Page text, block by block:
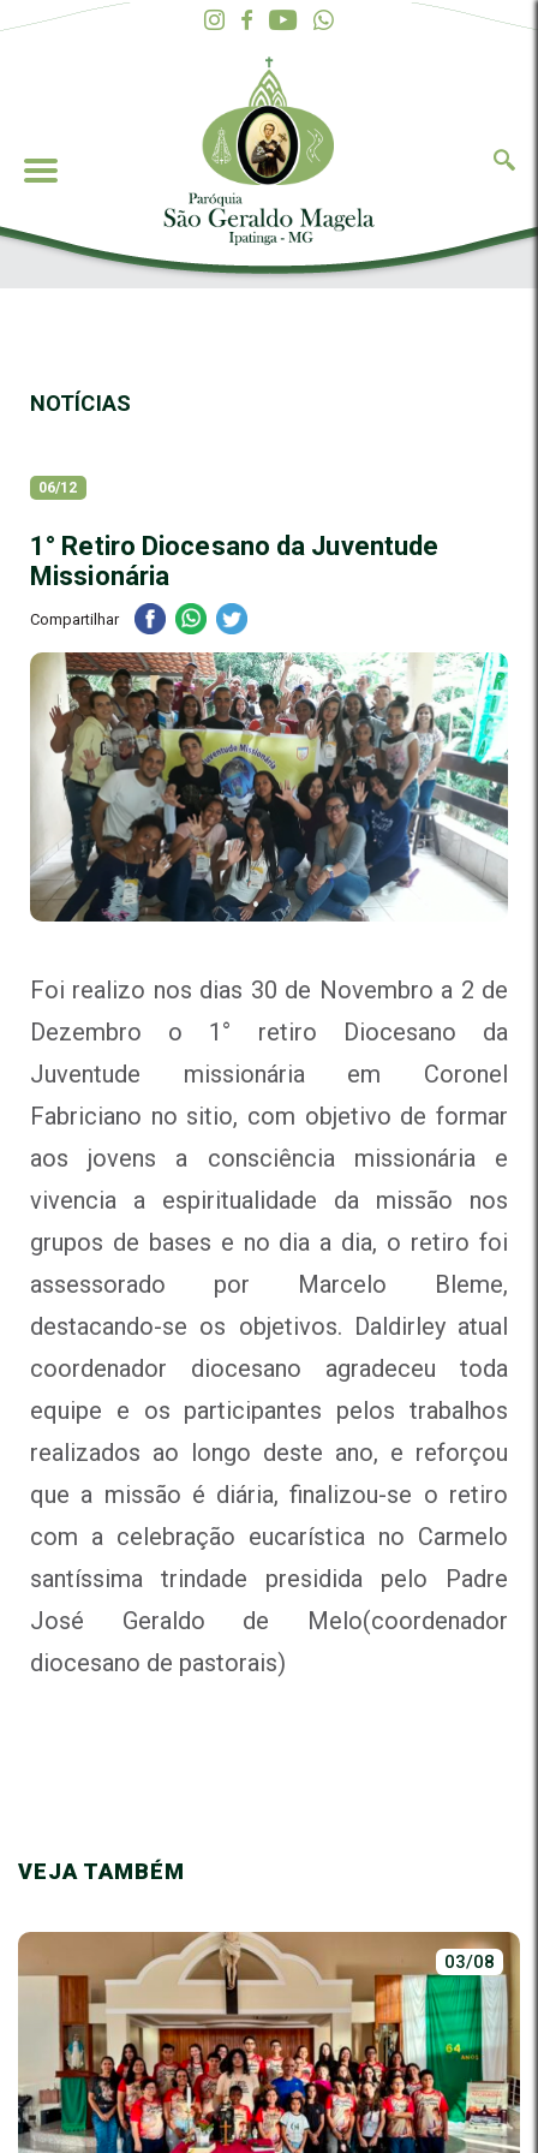
NOTÍCIAS
06/12
1° Retiro Diocesano da Juventude
Missionária
Compartilhar
Foi realizo nos dias 30 de Novembro a 2 de
Dezembro o 1° retiro Diocesano da
Juventude missionária em Coronel
Fabriciano no sitio, com objetivo de formar
aos jovens a consciência missionária e
vivencia a espiritualidade da missão nos
grupos de bases e no dia a dia, o retiro foi
assessorado por Marcelo Bleme,
destacando-se os objetivos. Daldirley atual
coordenador diocesano agradeceu toda
equipe e os participantes pelos trabalhos
realizados ao longo deste ano, e reforçou
que a missão é diária, finalizou-se o retiro
com a celebração eucarística no Carmelo
santíssima trindade presidida pelo Padre
José Geraldo de Melo(coordenador
diocesano de pastorais)
VEJA TAMBÉM
03/08